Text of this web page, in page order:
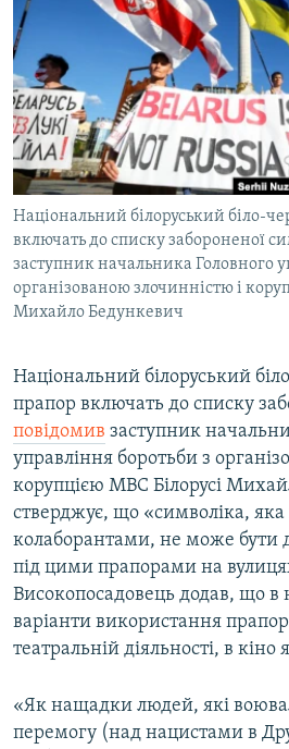
МУЛЬТИМЕДІА
ФОТО
СПЕЦПРОЄКТИ
ПОДКАСТИ
КРИМ РЕАЛІЇ
РУС
УКР
КТАТ
ДОЛУЧАЙСЯ!
Усі сайти RFE/RL
Національний білоруський біло-
включать до списку забороненої
заступник начальника Головного
організованою злочинністю і
Михайло Бедункевич
Національний білоруський
прапор включать до списку
повідомив заступник
управління боротьби з
корупцією МВС Білорусі
стверджує, що «символіка, яка
колаборантами, не може бути
під цими прапорами на
Високопосадовець додав, що в
варіанти використання
театральній діяльності, в кіно
«Як нащадки людей, які
перемогу (над нацистами в